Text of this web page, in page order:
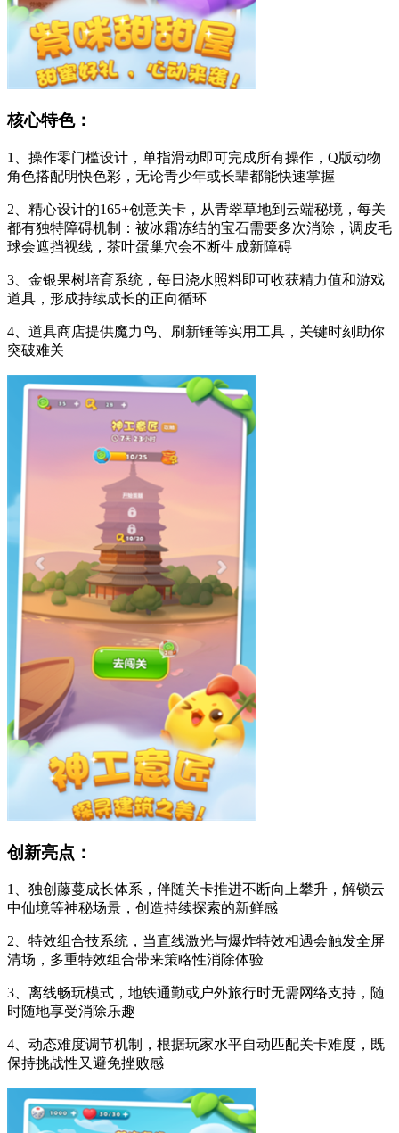
核心特色：
1、操作零门槛设计，单指滑动即可完成所有操作，Q版动物
角色搭配明快色彩，无论青少年或长辈都能快速掌握
2、精心设计的165+创意关卡，从青翠草地到云端秘境，每关
都有独特障碍机制：被冰霜冻结的宝石需要多次消除，调皮毛
球会遮挡视线，茶叶蛋巢穴会不断生成新障碍
3、金银果树培育系统，每日浇水照料即可收获精力值和游戏
道具，形成持续成长的正向循环
4、道具商店提供魔力鸟、刷新锤等实用工具，关键时刻助你
突破难关
创新亮点：
1、独创藤蔓成长体系，伴随关卡推进不断向上攀升，解锁云
中仙境等神秘场景，创造持续探索的新鲜感
2、特效组合技系统，当直线激光与爆炸特效相遇会触发全屏
清场，多重特效组合带来策略性消除体验
3、离线畅玩模式，地铁通勤或户外旅行时无需网络支持，随
时随地享受消除乐趣
4、动态难度调节机制，根据玩家水平自动匹配关卡难度，既
保持挑战性又避免挫败感